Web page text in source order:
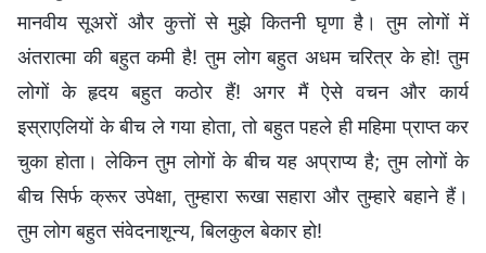
मानवीय सूअरों और कुत्तों से मुझे कितनी घृणा है। तुम लोगों में
अंतरात्मा की बहुत कमी है! तुम लोग बहुत अधम चरित्र के हो! तुम
लोगों के हृदय बहुत कठोर हैं! अगर मैं ऐसे वचन और कार्य
इस्राएलियों के बीच ले गया होता, तो बहुत पहले ही महिमा प्राप्त कर
चुका होता। लेकिन तुम लोगों के बीच यह अप्राप्य है; तुम लोगों के
बीच सिर्फ क्रूर उपेक्षा, तुम्हारा रूखा सहारा और तुम्हारे बहाने हैं।
तुम लोग बहुत संवेदनाशून्य, बिलकुल बेकार हो!